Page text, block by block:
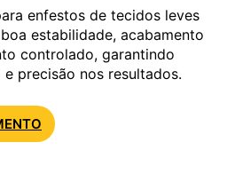
enfestos de tecidos leves
estabilidade, acabamento
controlado, garantindo
precisão nos resultados.